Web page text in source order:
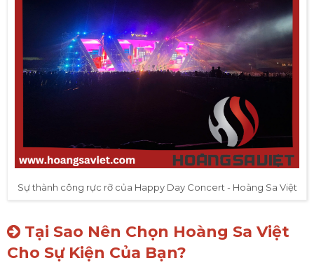
Sự thành công rực rỡ của Happy Day Concert - Hoàng Sa Việt
Tại Sao Nên Chọn Hoàng Sa Việt
Cho Sự Kiện Của Bạn?